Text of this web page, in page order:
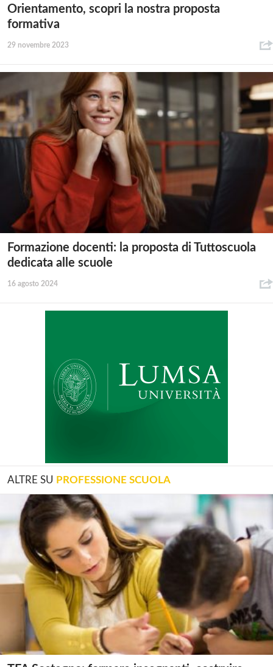
Orientamento, scopri la nostra proposta
formativa
29 novembre 2023
Formazione docenti: la proposta di Tuttoscuola
dedicata alle scuole
16 agosto 2024
ALTRE SU PROFESSIONE SCUOLA